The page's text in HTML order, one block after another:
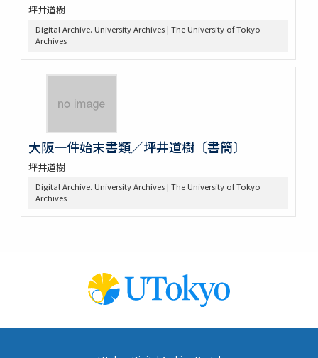
坪井道樹
Digital Archive. University Archives | The University of Tokyo
Archives
大阪一件始末書類／坪井道樹〔書簡〕
坪井道樹
Digital Archive. University Archives | The University of Tokyo
Archives